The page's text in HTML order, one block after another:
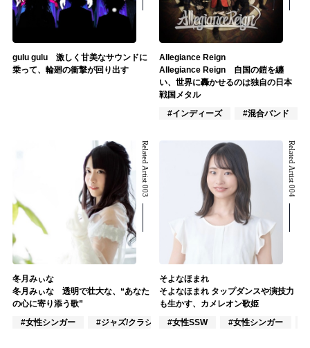
gulu gulu 激しく甘美なサウンドに
乗って、輪廻の衝撃が回り出す
Allegiance Reign
Allegiance Reign 自国の鎧を纏
い、世界に轟かせるのは独自の日本
戦国メタル
#インディーズ
#混合バンド
Related Artist 003
冬月みぃな
冬月みぃな 透明で壮大な、“あなた
の心に寄り添う歌”
#女性シンガー
#ジャズ/クラシック奏者 #ポップス
Related Artist 004
そよなほまれ
そよなほまれ タップダンスや演技力
も生かす、カメレオン歌姫
#女性SSW
#女性シンガー